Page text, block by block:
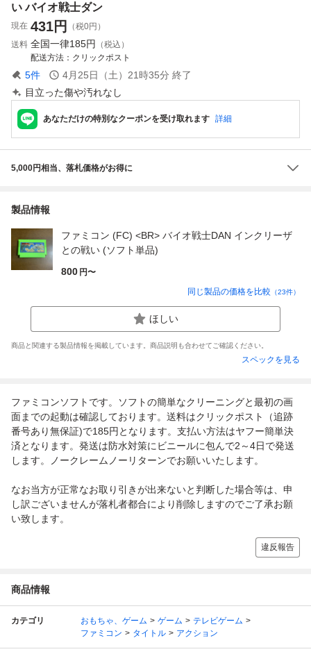
い バイオ戦士ダン
現在 431円
（税0円）
送料 全国一律185円
（税込）
配送方法
クリックポスト
5件 4月25日（土）21時35分 終了
目立った傷や汚れなし
あなただけの特別なクーポンを受け取れます 詳細
5,000円相当、落札価格がお得に
製品情報
ファミコン (FC) <BR> バイオ戦士DAN インクリーザ
との戦い (ソフト単品)
800 円〜
同じ製品の価格を比較 （23件）
ほしい
商品と関連する製品情報を掲載しています。商品説明も合わせてご確認ください。
スペックを見る
ファミコンソフトです。ソフトの簡単なクリーニングと最初の画
面までの起動は確認しております。送料はクリックポスト（追跡
番号あり無保証)で185円となります。支払い方法はヤフー簡単決
済となります。発送は防水対策にビニールに包んで2～4日で発送
します。ノークレームノーリターンでお願いいたします。
なお当方が正常なお取り引きが出来ないと判断した場合等は、申
し訳ございませんが落札者都合により削除しますのでご了承お願
い致します。
違反報告
商品情報
カテゴリ おもちゃ、ゲーム ゲーム
テレビゲーム
ファミコン
タイトル アクション